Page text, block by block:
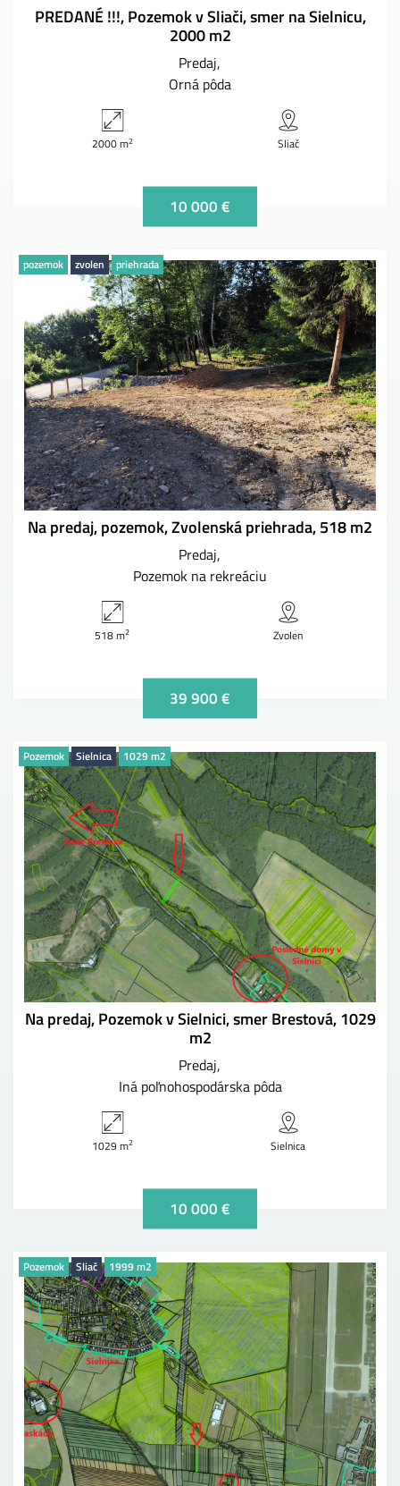
PREDANÉ !!!, Pozemok v Sliači, smer na Sielnicu,
2000 m2
Predaj
Orná pôda
2000 m2 Sliač
10 000 €
pozemok zvolen priehrada
Na predaj, pozemok, Zvolenská priehrada, 518 m2
Predaj
Pozemok na rekreáciu
518 m2 Zvolen
39 900 €
Pozemok Sielnica 1029 m2
Na predaj, Pozemok v Sielnici, smer Brestová, 1029
m2
Predaj
Iná poľnohospodárska pôda
1029 m2 Sielnica
10 000 €
Pozemok Sliač 1999 m2